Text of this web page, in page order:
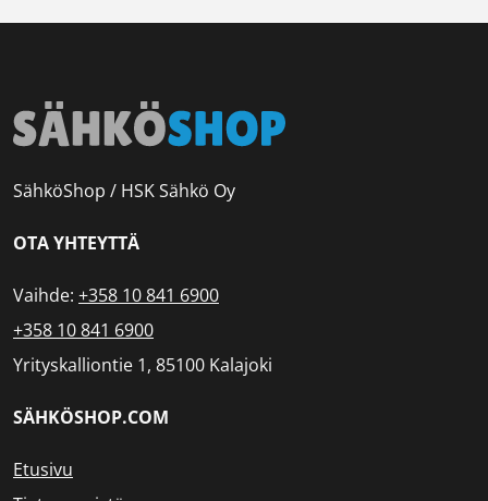
SähköShop / HSK Sähkö Oy
OTA YHTEYTTÄ
Vaihde: +358 10 841 6900
+358 10 841 6900
Yrityskalliontie 1, 85100 Kalajoki
SÄHKÖSHOP.COM
Etusivu